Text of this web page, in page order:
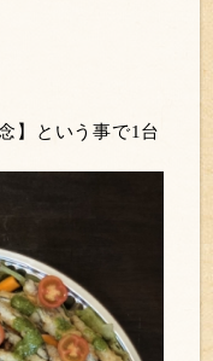
】という事で1台